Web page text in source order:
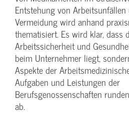
Entstehung von
Vermeidung wird anhand
thematisiert. Es wird klar, dass
Arbeitssicherheit und
beim Unternehmer liegt,
Aspekte der
Aufgaben und Leistungen der
Berufsgenossenschaften
ab.